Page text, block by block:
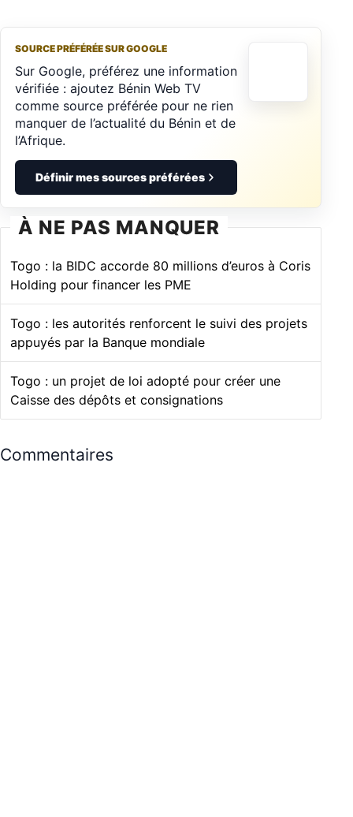
SOURCE PRÉFÉRÉE SUR GOOGLE
Sur Google, préférez une information
vérifiée : ajoutez Bénin Web TV
comme source préférée pour ne rien
manquer de l’actualité du Bénin et de
l’Afrique.
Définir mes sources préférées
À NE PAS MANQUER
Togo : la BIDC accorde 80 millions d’euros à Coris
Holding pour financer les PME
Togo : les autorités renforcent le suivi des projets
appuyés par la Banque mondiale
Togo : un projet de loi adopté pour créer une
Caisse des dépôts et consignations
Commentaires